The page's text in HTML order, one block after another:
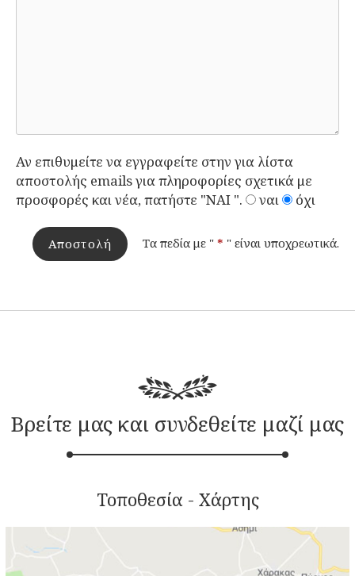
Αν επιθυμείτε να εγγραφείτε στην για λίστα
αποστολής emails για πληροφορίες σχετικά με
προσφορές και νέα, πατήστε "ΝΑΙ ".
ναι όχι
Αποστολή Τα πεδία με " * " είναι υποχρεωτικά.
Βρείτε μας και συνδεθείτε μαζί μας
Τοποθεσία - Χάρτης